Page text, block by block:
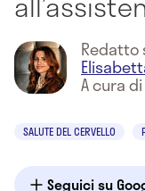
A cura
SALUTE DEL CERVELLO
Seguici su